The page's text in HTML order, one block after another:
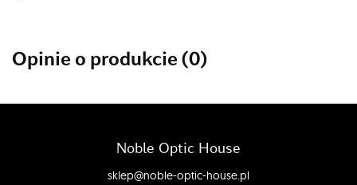
Opinie o produkcie (0)
Noble Optic House
sklep@noble-optic-house.pl